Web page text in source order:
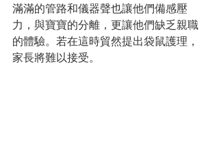
滿滿的管路和儀器聲也讓他們備感壓
力，與寶寶的分離，更讓他們缺乏親職
的體驗。若在這時貿然提出袋鼠護理，
家長將難以接受。